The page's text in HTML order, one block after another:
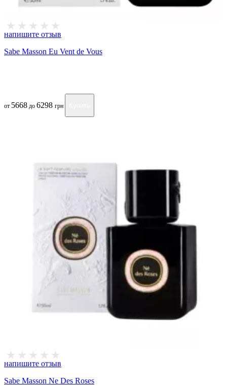
напишите отзыв
Sabe Masson Eu Vent de Vous
от 5668 до 6298 грн
напишите отзыв
Sabe Masson Ne Des Roses